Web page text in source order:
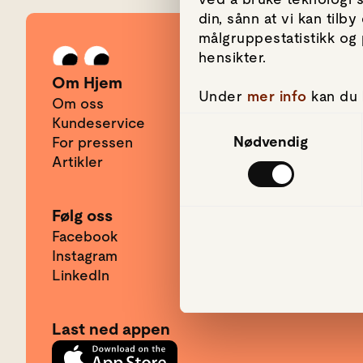
din, sånn at vi kan
målgruppestatistikk
hensikter.
Under mer info kan
om informasjonskapsler.
Vi bruker
Nødvendig
Gå til forsiden
Om Hjem
Om oss
Kundeservice
For pressen
Artikler
Følg oss
Facebook
Instagram
LinkedIn
Last ned appen